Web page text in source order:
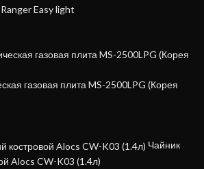
Easy light
газовая плита MS-2500LPG (Корея
Чайник
Alocs CW-K03 (1.4л)